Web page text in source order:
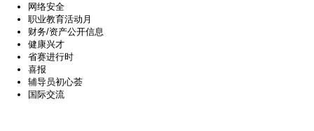
网络安全
职业教育活动月
财务/资产公开信息
健康兴才
省赛进行时
喜报
辅导员初心荟
国际交流